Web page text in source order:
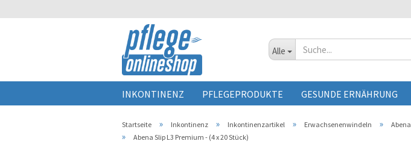
Alle
INKONTINENZ PFLEGEPRODUKTE GESUNDE ERNÄHRUNG
Startseite » Inkontinenz » Inkontinenzartikel » Erwachsenenwindeln » Abena
» Abena Slip L3 Premium - (4 x 20 Stück)